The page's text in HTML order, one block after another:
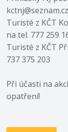
Turisté z KČT
na tel. 777 259
Turisté z KČT
737 375 203
Při účasti na
opatření!